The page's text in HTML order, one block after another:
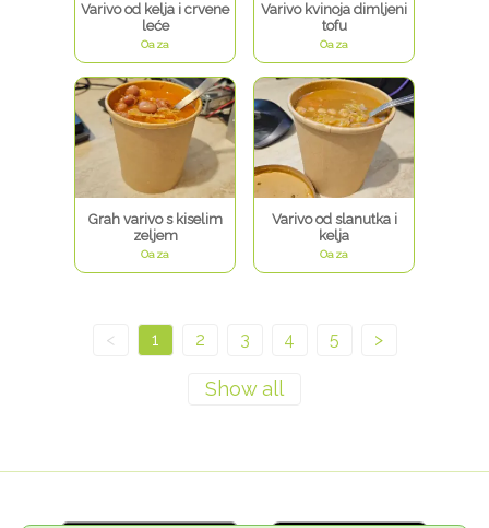
Varivo od kelja i crvene
leće
Oaza
Varivo kvinoja dimljeni
tofu
Oaza
Grah varivo s kiselim
zeljem
Oaza
Varivo od slanutka i
kelja
Oaza
< 1 2 3 4 5 >